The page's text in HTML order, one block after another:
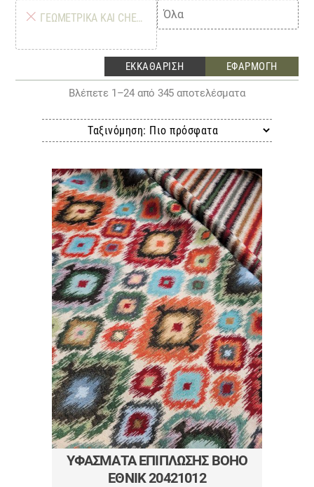
× ΓΕΩΜΕΤΡΙΚΆ ΚΑΙ CHEVRON
Βλέπετε 1–24 από 345 αποτελέσματαSorted
latest
ΥΦΆΣΜΑΤΑ ΕΠΊΠΛΩΣΗΣ BOHO
ΈΘΝΙΚ 20421012